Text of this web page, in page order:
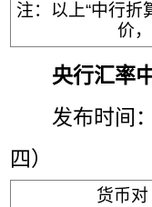
注：以上“中行折
价
央行汇率
发布时间：
四）
货币对